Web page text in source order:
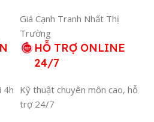
Giá Cạnh Tranh Nhất Thị
Trường
4h
HỖ TRỢ ONLINE
24/7
Kỹ thuật chuyên môn cao, hỗ
trợ 24/7